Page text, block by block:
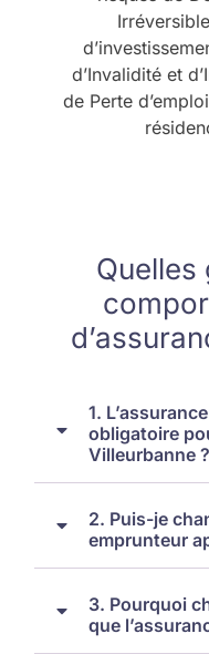
d’Invalidité et
de Perte
Quelles
1.
obligatoire
Villeurbanne ?
2. Puis-je
emprunteur
3. Pourquoi
que